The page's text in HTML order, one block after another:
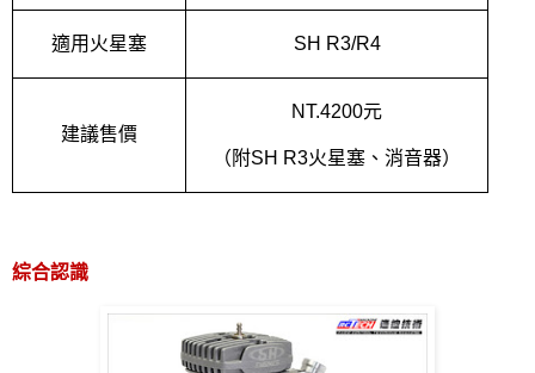
適用火星塞 SH R3/R4
建議售價
NT.4200元
（附SH R3火星塞、消音器）
綜合認識